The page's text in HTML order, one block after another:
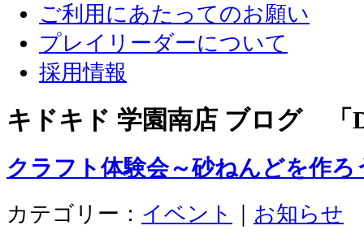
ご利用にあたってのお願い
プレイリーダーについて
採用情報
キドキド 学園南店 ブログ 「
クラフト体験会～砂ねんどを作ろ
カテゴリー： イベント
お知らせ